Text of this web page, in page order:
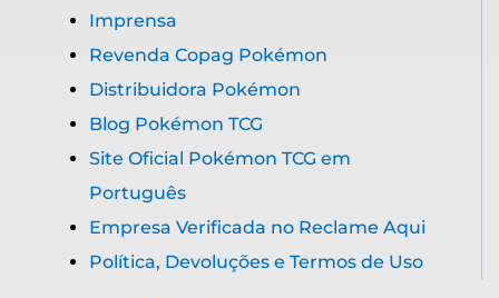
Imprensa
Revenda Copag Pokémon
Distribuidora Pokémon
Blog Pokémon TCG
Site Oficial Pokémon TCG em
Português
Empresa Verificada no Reclame Aqui
Política, Devoluções e Termos de Uso